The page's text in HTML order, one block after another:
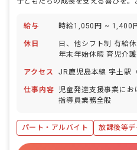
給与 時給1,050円 ~ 1,400
休日
日、他シフト制 有給休
年末年始休暇 育児介
アクセス
JR鹿児島本線 宇土駅
仕事内容
児童発達支援事業にお
指導員業務全般
パート・アルバイト 放課後等デ